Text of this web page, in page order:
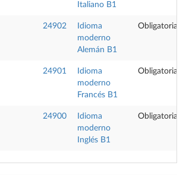
Italiano B1
24902
Idioma
moderno
Alemán B1
Obligatoria
24901
Idioma
moderno
Francés B1
Obligatoria
24900
Idioma
moderno
Inglés B1
Obligatoria